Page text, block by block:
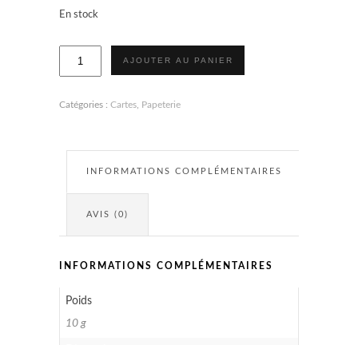
En stock
Carte
I
AJOUTER AU PANIER
Catégories : Cartes Papeterie
INFORMATIONS COMPLÉMENTAIRES
AVIS (0)
INFORMATIONS COMPLÉMENTAIRES
Poids
10 g